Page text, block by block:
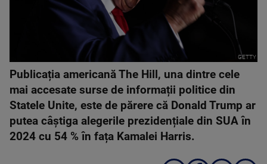
GETTY
Publicația americană The Hill, una dintre cele
mai accesate surse de informații politice din
Statele Unite, este de părere că Donald Trump ar
putea câștiga alegerile prezidențiale din SUA în
2024 cu 54 % în fața Kamalei Harris.